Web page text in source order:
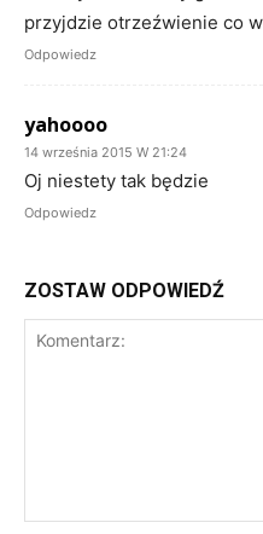
przyjdzie otrzeźwienie co
Odpowiedz
yahoooo
14 września 2015 W 21:24
Oj niestety tak będzie
Odpowiedz
ZOSTAW ODPOWIEDŹ